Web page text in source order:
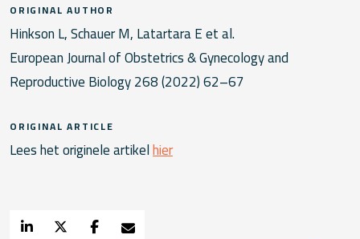
ORIGINAL AUTHOR
Hinkson L, Schauer M, Latartara E et al.
European Journal of Obstetrics & Gynecology and
Reproductive Biology 268 (2022) 62–67
ORIGINAL ARTICLE
Lees het originele artikelhier